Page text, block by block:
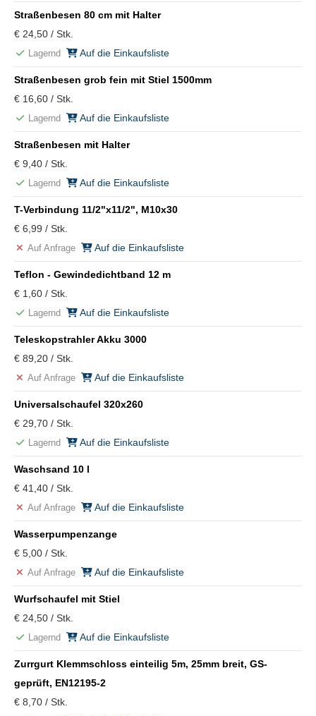
Straßenbesen 80 cm mit Halter
€ 24,50 / Stk.
Lagernd Auf die Einkaufsliste
Straßenbesen grob fein mit Stiel 1500mm
€ 16,60 / Stk.
Lagernd Auf die Einkaufsliste
Straßenbesen mit Halter
€ 9,40 / Stk.
Lagernd Auf die Einkaufsliste
T-Verbindung 11/2"x11/2", M10x30
€ 6,99 / Stk.
Auf Anfrage Auf die Einkaufsliste
Teflon - Gewindedichtband 12 m
€ 1,60 / Stk.
Lagernd Auf die Einkaufsliste
Teleskopstrahler Akku 3000
€ 89,20 / Stk.
Auf Anfrage Auf die Einkaufsliste
Universalschaufel 320x260
€ 29,70 / Stk.
Lagernd Auf die Einkaufsliste
Waschsand 10 l
€ 41,40 / Stk.
Auf Anfrage Auf die Einkaufsliste
Wasserpumpenzange
€ 5,00 / Stk.
Auf Anfrage Auf die Einkaufsliste
Wurfschaufel mit Stiel
€ 24,50 / Stk.
Lagernd Auf die Einkaufsliste
Zurrgurt Klemmschloss einteilig 5m, 25mm breit, GS-
geprüft, EN12195-2
€ 8,70 / Stk.